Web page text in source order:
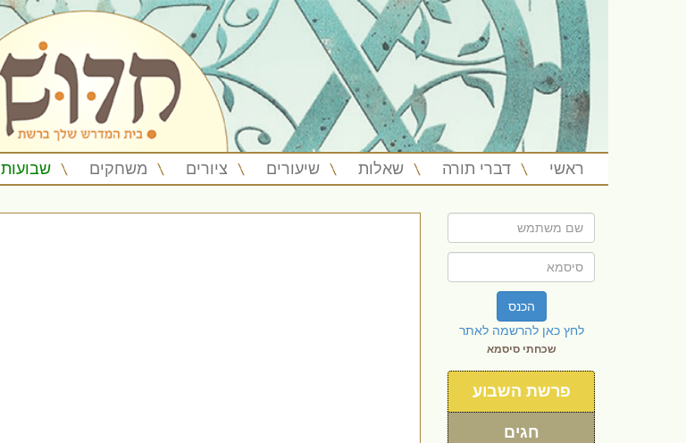
ראשי דברי תורה שאלות שיעורים ציורים משחקים שבועות
הכנס
לחץ כאן להרשמה לאתר
שכחתי סיסמא
פרשת השבוע
חגים